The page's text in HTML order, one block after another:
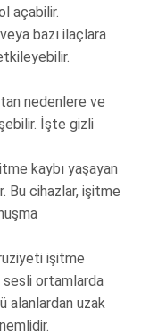
açabilir.
bazı ilaçlara
nedenlere ve
İşte gizli
kaybı yaşayan
Bu cihazlar, işitme
işitme
sesli ortamlarda
alanlardan uzak